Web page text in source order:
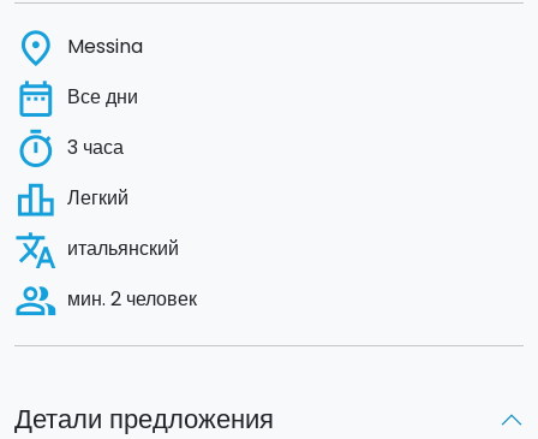
Детали предложения
place Messina
date_range Все дни
timer 3 часа
leaderboard Легкий
translate итальянский
people_alt мин. 2 человек